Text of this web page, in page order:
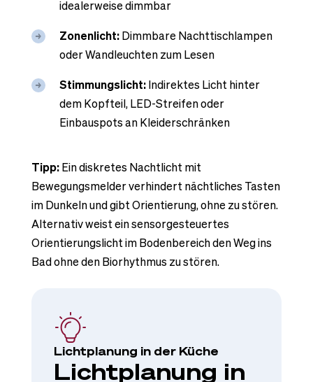
idealerweise dimmbar
Zonenlicht:Dimmbare Nachttischlampen
oder Wandleuchten zum Lesen
Stimmungslicht:Indirektes Licht hinter
dem Kopfteil, LED-Streifen oder
Einbauspots an Kleiderschränken
Tipp:Ein diskretes Nachtlicht mit
Bewegungsmelder verhindert nächtliches Tasten
im Dunkeln und gibt Orientierung, ohne zu stören.
Alternativ weist ein sensorgesteuertes
Orientierungslicht im Bodenbereich den Weg ins
Bad ohne den Biorhythmus zu stören.
Lichtplanung in der Küche
Lichtplanung in